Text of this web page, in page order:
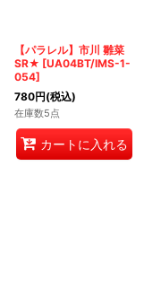
【パラレル】市川 雛菜
SR★ [UA04BT/IMS-1-
054]
780円(税込)
在庫数5点
カートに入れる